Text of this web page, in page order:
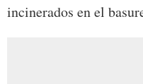
incinerados en el